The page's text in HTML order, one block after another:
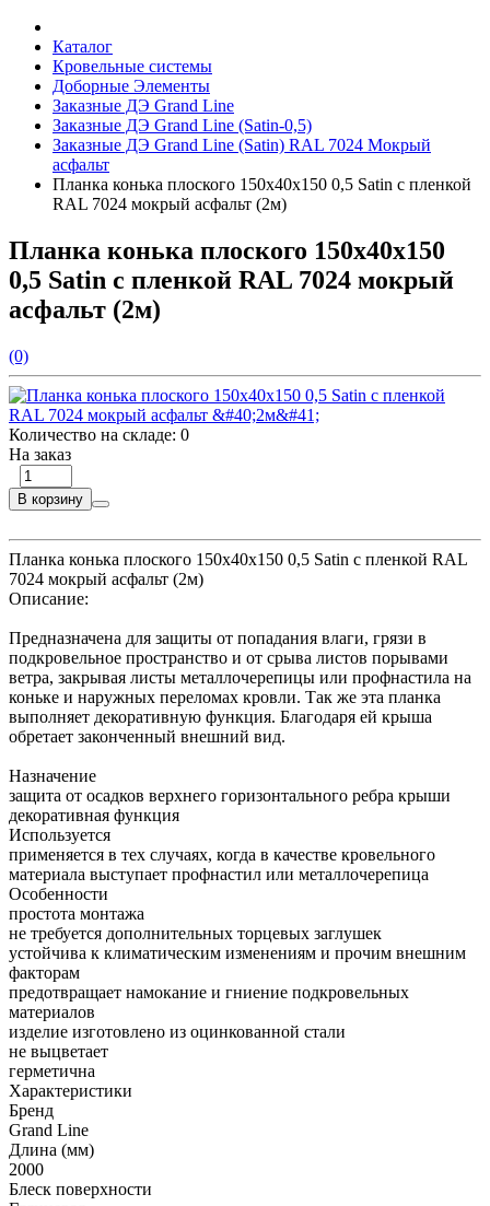
Каталог
Кровельные системы
Доборные Элементы
Заказные ДЭ Grand Line
Заказные ДЭ Grand Line (Satin-0,5)
Заказные ДЭ Grand Line (Satin) RAL 7024 Мокрый
асфальт
Планка конька плоского 150х40х150 0,5 Satin с пленкой
RAL 7024 мокрый асфальт (2м)
Планка конька плоского 150х40х150
0,5 Satin с пленкой RAL 7024 мокрый
асфальт (2м)
(0)
Количество на складе: 0
На заказ
В корзину
Планка конька плоского 150х40х150 0,5 Satin с пленкой RAL
7024 мокрый асфальт (2м)
Описание:
Предназначена для защиты от попадания влаги, грязи в
подкровельное пространство и от срыва листов порывами
ветра, закрывая листы металлочерепицы или профнастила на
коньке и наружных переломах кровли. Так же эта планка
выполняет декоративную функция. Благодаря ей крыша
обретает законченный внешний вид.
Назначение
защита от осадков верхнего горизонтального ребра крыши
декоративная функция
Используется
применяется в тех случаях, когда в качестве кровельного
материала выступает профнастил или металлочерепица
Особенности
простота монтажа
не требуется дополнительных торцевых заглушек
устойчива к климатическим изменениям и прочим внешним
факторам
предотвращает намокание и гниение подкровельных
материалов
изделие изготовлено из оцинкованной стали
не выцветает
герметична
Характеристики
Бренд
Grand Line
Длина (мм)
2000
Блеск поверхности